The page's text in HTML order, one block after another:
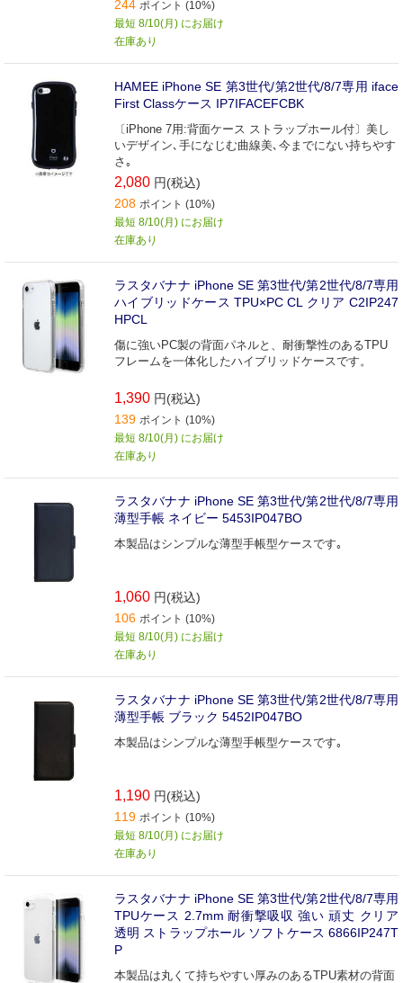
244 ポイント (10%)
最短 8/10(月) にお届け
在庫あり
HAMEE iPhone SE 第3世代/第2世代/8/7専用 iface
First Classケース IP7IFACEFCBK
〔iPhone 7用:背面ケース ストラップホール付〕美し
いデザイン､手になじむ曲線美､今までにない持ちやす
さ｡
2,080 円(税込)
208 ポイント (10%)
最短 8/10(月) にお届け
在庫あり
ラスタバナナ iPhone SE 第3世代/第2世代/8/7専用
ハイブリッドケース TPU×PC CL クリア C2IP247
HPCL
傷に強いPC製の背面パネルと、耐衝撃性のあるTPU
フレームを一体化したハイブリッドケースです。
1,390 円(税込)
139 ポイント (10%)
最短 8/10(月) にお届け
在庫あり
ラスタバナナ iPhone SE 第3世代/第2世代/8/7専用
薄型手帳 ネイビー 5453IP047BO
本製品はシンプルな薄型手帳型ケースです｡
1,060 円(税込)
106 ポイント (10%)
最短 8/10(月) にお届け
在庫あり
ラスタバナナ iPhone SE 第3世代/第2世代/8/7専用
薄型手帳 ブラック 5452IP047BO
本製品はシンプルな薄型手帳型ケースです｡
1,190 円(税込)
119 ポイント (10%)
最短 8/10(月) にお届け
在庫あり
ラスタバナナ iPhone SE 第3世代/第2世代/8/7専用
TPUケース 2.7mm 耐衝撃吸収 強い 頑丈 クリア
透明 ストラップホール ソフトケース 6866IP247T
P
本製品は丸くて持ちやすい厚みのあるTPU素材の背面